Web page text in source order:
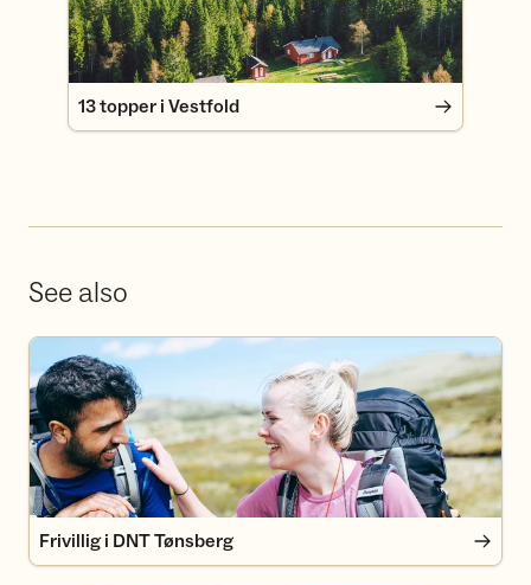
13 topper i Vestfold
See also
Frivillig i DNT Tønsberg
Frivillig i DNT Tønsberg